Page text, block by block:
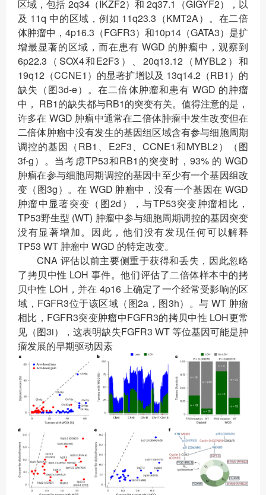
区域，包括 2q34（IKZF2）和 2q37.1（GIGYF2），以
及 11q 中的区域，例如 11q23.3（KMT2A）。在二倍
体肿瘤中，4p16.3（FGFR3）和10p14（GATA3）是扩
增最显著的区域，而在患有 WGD 的肿瘤中，观察到
6p22.3（SOX4和E2F3）、20q13.12（MYBL2）和
19q12（CCNE1）的显著扩增以及 13q14.2（RB1）的
缺失（图3d-e）。在二倍体肿瘤和患有 WGD 的肿瘤
中， RB1的缺失都与RB1的突变有关。值得注意的是，
许多在 WGD 肿瘤中通常在二倍体肿瘤中发生改变但在
二倍体肿瘤中没有发生的基因组区域含有参与细胞周期
调控的基因（RB1、E2F3、CCNE1和MYBL2）（图
3f-g）。当考虑TP53和RB1的突变时，93% 的 WGD
肿瘤在参与细胞周期调控的基因中至少有一个基因组改
变（图3g）。在 WGD 肿瘤中，没有一个基因在 WGD
肿瘤中显著突变（图2d），与TP53突变肿瘤相比，
TP53野生型 (WT) 肿瘤中参与细胞周期调控的基因突变
没有显著增加。因此，他们没有发现任何可以解释
TP53 WT 肿瘤中 WGD 的特定改变。
CNA 评估以前主要侧重于获得和丢失，因此忽略
了拷贝中性 LOH 事件。他们评估了二倍体样本中的拷
贝中性 LOH，并在 4p16 上确定了一个经常受影响的区
域，FGFR3位于该区域（图2a，图3h）。与 WT 肿瘤
相比，FGFR3突变肿瘤中FGFR3的拷贝中性 LOH更常
见（图3i），这表明缺失FGFR3 WT 等位基因可能是肿
瘤发展的早期驱动因素